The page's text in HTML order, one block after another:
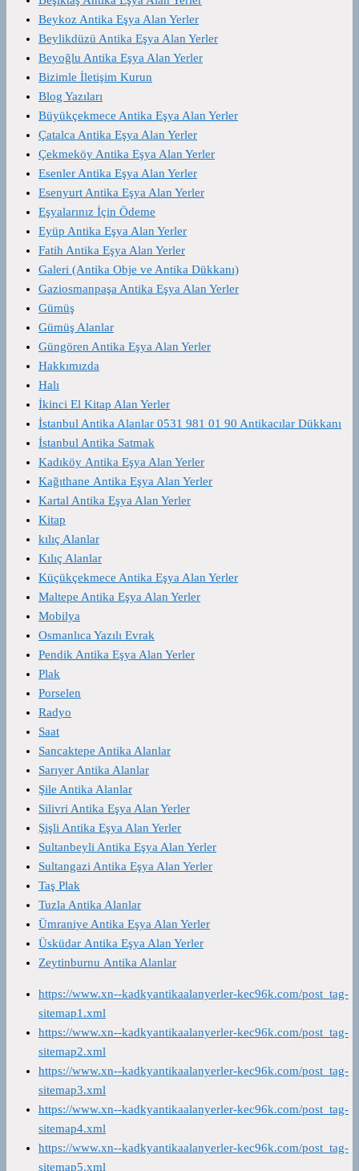
Beykoz Antika Eşya Alan Yerler
Beylikdüzü Antika Eşya Alan Yerler
Beyoğlu Antika Eşya Alan Yerler
Bizimle İletişim Kurun
Blog Yazıları
Büyükçekmece Antika Eşya Alan Yerler
Çatalca Antika Eşya Alan Yerler
Çekmeköy Antika Eşya Alan Yerler
Esenler Antika Eşya Alan Yerler
Esenyurt Antika Eşya Alan Yerler
Eşyalarınız İçin Ödeme
Eyüp Antika Eşya Alan Yerler
Fatih Antika Eşya Alan Yerler
Galeri (Antika Obje ve Antika Dükkanı)
Gaziosmanpaşa Antika Eşya Alan Yerler
Gümüş
Gümüş Alanlar
Güngören Antika Eşya Alan Yerler
Hakkımızda
Halı
İkinci El Kitap Alan Yerler
İstanbul Antika Alanlar 0531 981 01 90 Antikacılar Dükkanı
İstanbul Antika Satmak
Kadıköy Antika Eşya Alan Yerler
Kağıthane Antika Eşya Alan Yerler
Kartal Antika Eşya Alan Yerler
Kitap
kılıç Alanlar
Kılıç Alanlar
Küçükçekmece Antika Eşya Alan Yerler
Maltepe Antika Eşya Alan Yerler
Mobilya
Osmanlıca Yazılı Evrak
Pendik Antika Eşya Alan Yerler
Plak
Porselen
Radyo
Saat
Sancaktepe Antika Alanlar
Sarıyer Antika Alanlar
Şile Antika Alanlar
Silivri Antika Eşya Alan Yerler
Şişli Antika Eşya Alan Yerler
Sultanbeyli Antika Eşya Alan Yerler
Sultangazi Antika Eşya Alan Yerler
Taş Plak
Tuzla Antika Alanlar
Ümraniye Antika Eşya Alan Yerler
Üsküdar Antika Eşya Alan Yerler
Zeytinburnu Antika Alanlar
https://www.xn--kadkyantikaalanyerler-kec96k.com/post_tag-
sitemap1.xml
https://www.xn--kadkyantikaalanyerler-kec96k.com/post_tag-
sitemap2.xml
https://www.xn--kadkyantikaalanyerler-kec96k.com/post_tag-
sitemap3.xml
https://www.xn--kadkyantikaalanyerler-kec96k.com/post_tag-
sitemap4.xml
https://www.xn--kadkyantikaalanyerler-kec96k.com/post_tag-
sitemap5.xml